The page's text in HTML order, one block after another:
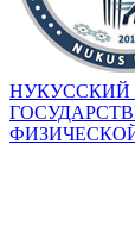
НУКУССКИЙ